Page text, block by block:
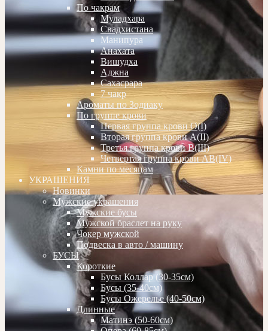
По чакрам
Муладхара
Свадхистана
Манипура
Анахата
Вишудха
Аджна
Сахасрара
7 чакр
Ароматы по Зодиаку
По группе крови
Первая группа крови О(I)
Вторая группа крови А(II)
Третья группа крови В(III)
Четвертая группа крови АВ(IV)
Камни по месяцам
УКРАШЕНИЯ
Новинки
Мужские украшения
Мужские бусы
Мужской браслет на руку
Чокер мужской
Подвеска в авто / машину
БУСЫ
Короткие
Бусы Коллар (30-35см)
Бусы (35-40см)
Бусы Ожерелье (40-50см)
Длинные
Матинэ (50-60см)